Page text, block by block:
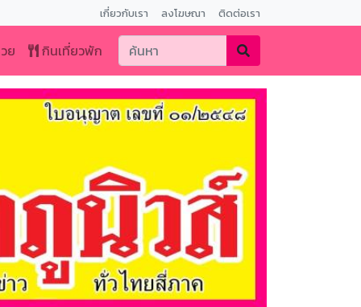
เกี่ยวกับเรา ลงโฆษณา ติดต่อเรา
ย กินเที่ยวพัก